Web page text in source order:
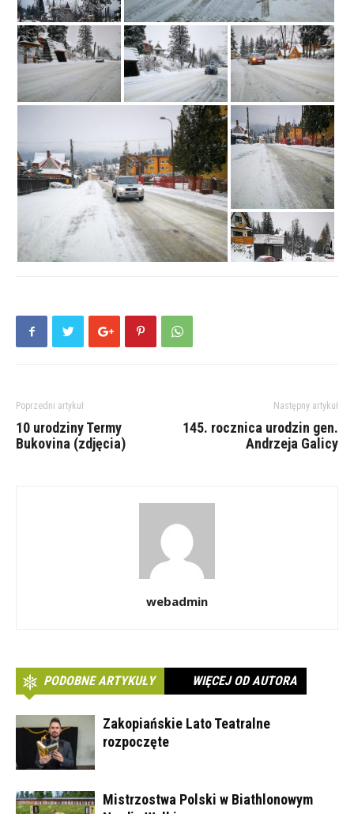
Poprzedni artykuł
10 urodziny Termy
Bukovina (zdjęcia)
Następny artykuł
145. rocznica urodzin gen.
Andrzeja Galicy
webadmin
PODOBNE ARTYKUŁY WIĘCEJ OD AUTORA
Zakopiańskie Lato Teatralne
rozpoczęte
Mistrzostwa Polski w Biathlonowym